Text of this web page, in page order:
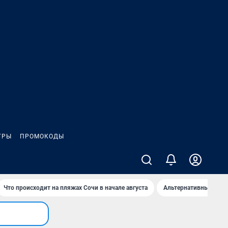
ПРОМОКОДЫ
Что происходит на пляжах Сочи в начале августа Альтернативный